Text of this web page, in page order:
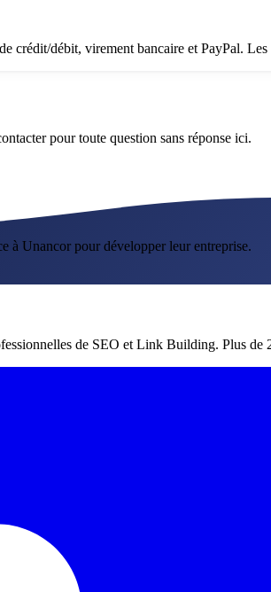
crédit/débit, virement bancaire et PayPal. Les
pour toute question sans réponse ici.
à Unancor pour développer leur entreprise.
de SEO et Link Building. Plus de